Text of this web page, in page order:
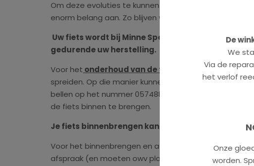
Om deze evoluties te kunnen blijven bijbenen
enorm belang aan. Zo blijven we op de hoogte van
Uw fiets wordt bij Minne Sport met de beste zorg
gedurende uw herstelling.
Voor het onderhoud van de fiets vragen we om
spreiden. Op die manier kunnen we ook kleine en
bellen op het nummer 057488330. Je kan ook een
de fiets binnen te brengen.
Je fiets binnenbrengen kan eenvoudig via de
Voor het binnenbrengen en afhalen van fietsen kan
afspraak (en moeten owv planning zoveel mogelijk
De
We
Via de
het verlof
Onze
worden.